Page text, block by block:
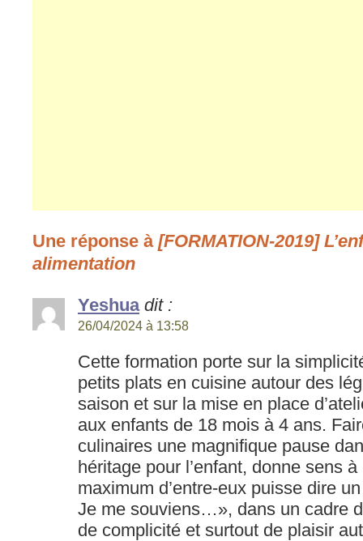
Une réponse à [FORMATION-2019]
alimentation
Yeshua dit :
26/04/2024 à 13:58
Cette formation porte sur la
petits plats en cuisine autour des
saison et sur la mise en place
aux enfants de 18 mois à 4 ans.
culinaires une magnifique pause
héritage pour l’enfant, donne sens
maximum d’entre-eux puisse dire
Je me souviens…», dans un cadre
de complicité et surtout de plaisir